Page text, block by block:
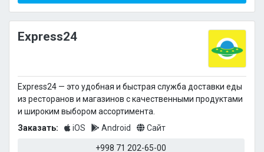
Express24
Express24 — это удобная и быстрая служба доставки еды
из ресторанов и магазинов с качественными продуктами
и широким выбором ассортимента.
Заказать:
iOS Android Сайт
+998 71 202-65-00